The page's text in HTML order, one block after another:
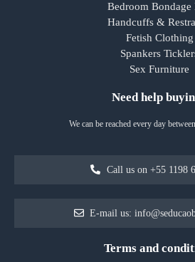
Bedroom Bondage
Handcuffs &
Fetish Clothing
Spankers
Sex Furniture
Need help
We can be reached every day
Call us on +55 1198
E-mail us:
Terms and